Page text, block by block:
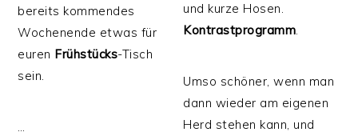
bereits kommendes
Wochenende etwas für
euren Frühstücks-Tisch
sein.
…
und kurze Hosen.
Kontrastprogramm.
Umso schöner, wenn man
dann wieder am eigenen
Herd stehen kann, und